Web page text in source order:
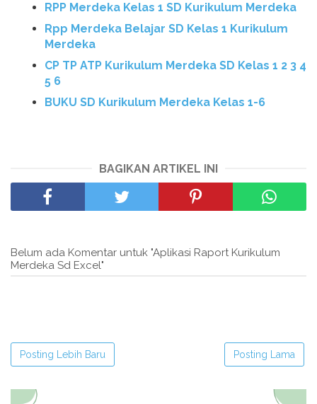
RPP Merdeka Kelas 1 SD Kurikulum Merdeka
Rpp Merdeka Belajar SD Kelas 1 Kurikulum
Merdeka
CP TP ATP Kurikulum Merdeka SD Kelas 1 2 3 4
5 6
BUKU SD Kurikulum Merdeka Kelas 1-6
BAGIKAN ARTIKEL INI
Belum ada Komentar untuk "Aplikasi Raport Kurikulum
Merdeka Sd Excel"
Posting Lebih Baru Posting Lama